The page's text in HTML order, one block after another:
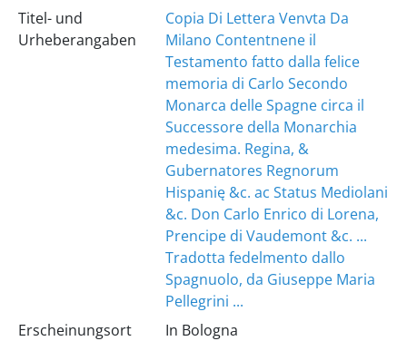
Titel- und
Urheberangaben
Copia Di Lettera Venvta Da
Milano Contentnene il
Testamento fatto dalla felice
memoria di Carlo Secondo
Monarca delle Spagne circa il
Successore della Monarchia
medesima. Regina, &
Gubernatores Regnorum
Hispanię &c. ac Status Mediolani
&c. Don Carlo Enrico di Lorena,
Prencipe di Vaudemont &c. ...
Tradotta fedelmento dallo
Spagnuolo, da Giuseppe Maria
Pellegrini ...
Erscheinungsort
In Bologna